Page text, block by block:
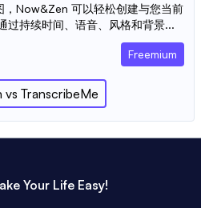
，Now&Zen 可以轻松创建与您当前
过持续时间、语音、风格和背景...
Freemium
vs TranscribeMe
Your Life Easy!